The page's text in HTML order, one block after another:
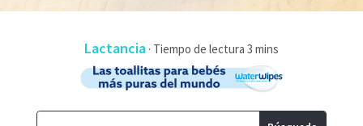
Lactancia·